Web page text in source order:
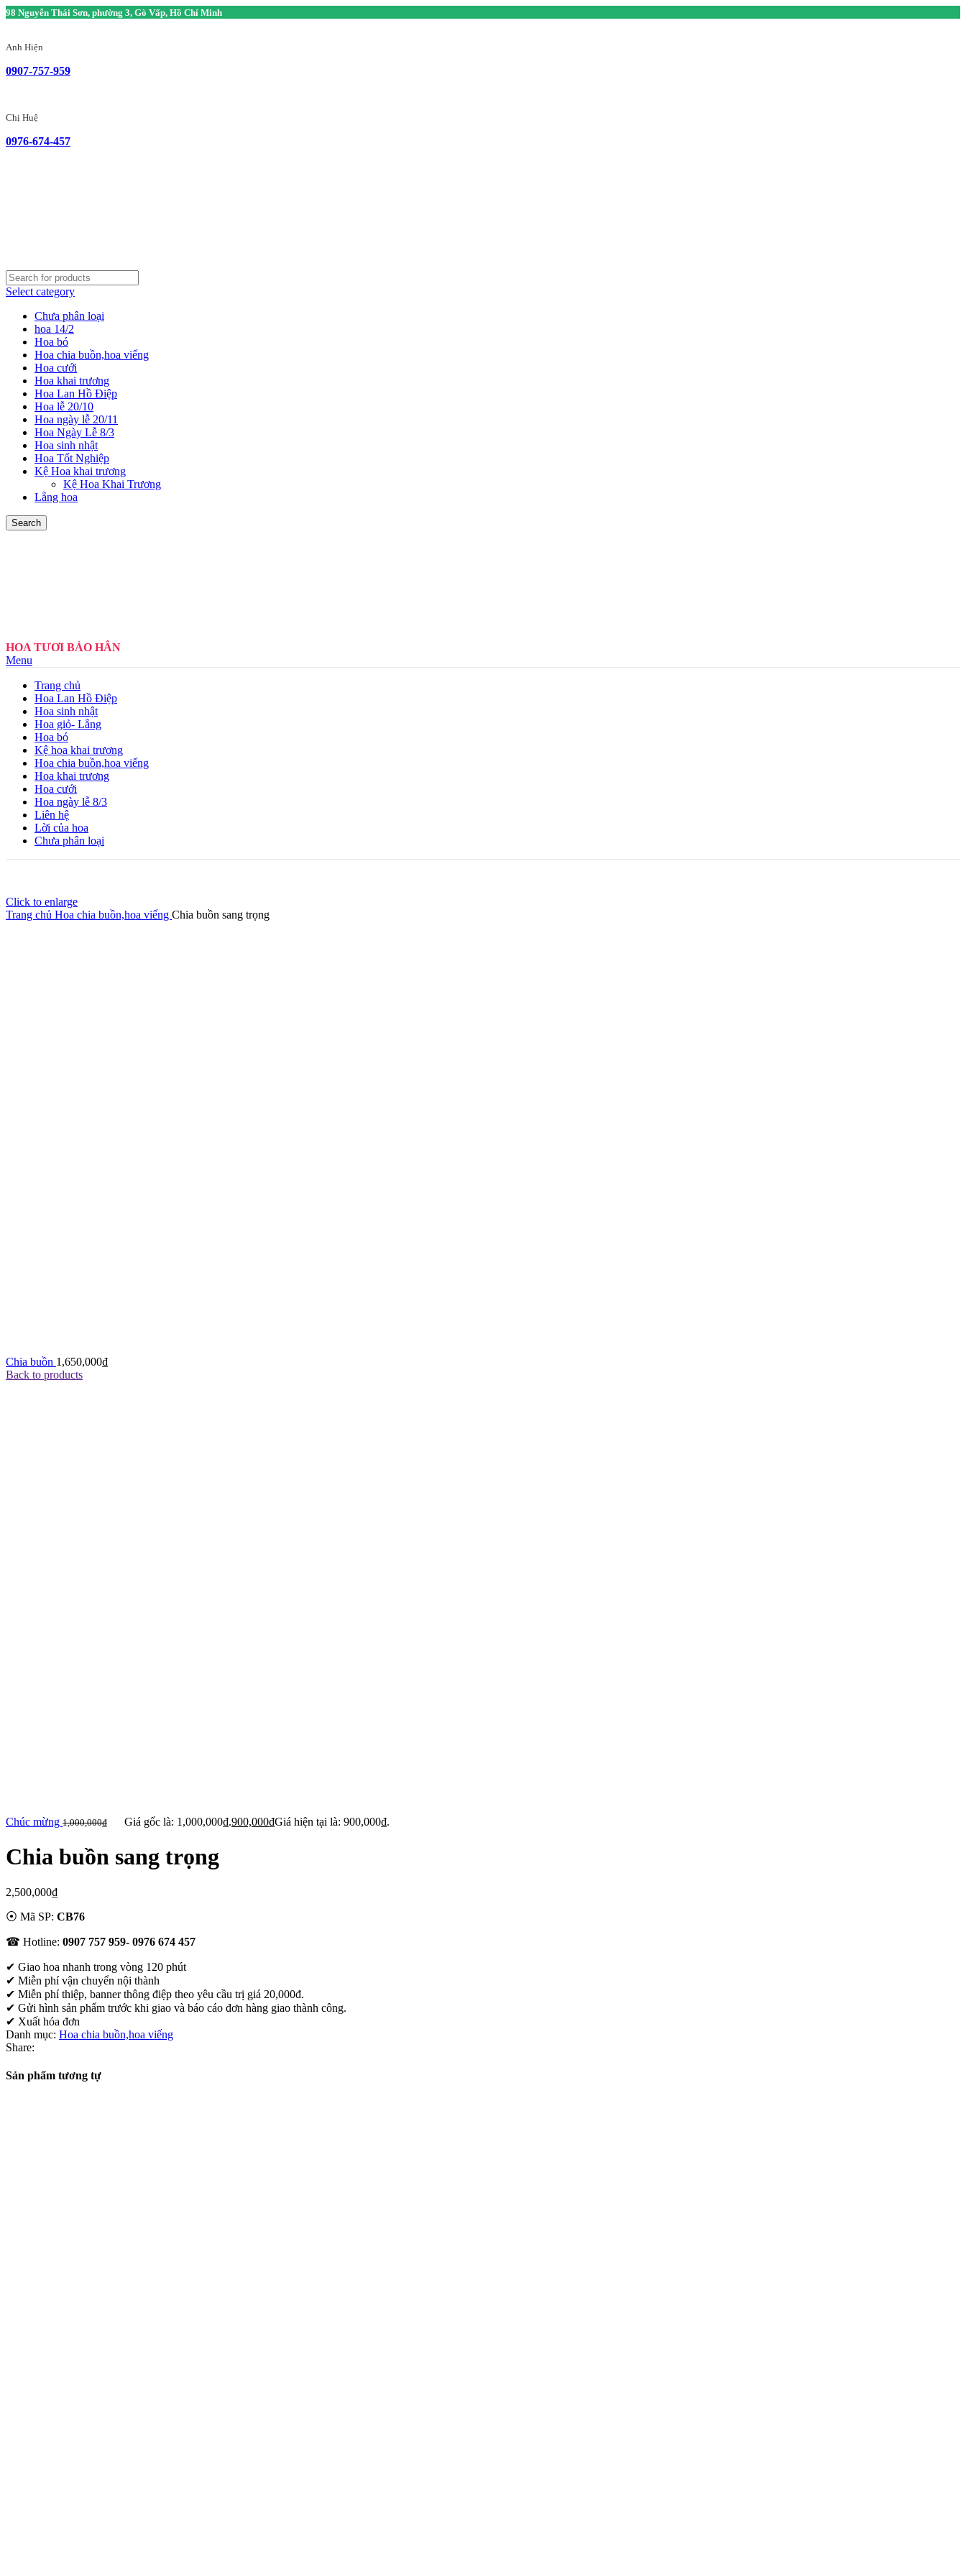
98 Nguyễn Thái Sơn, phường 3, Gò Vấp, Hồ Chí Minh
Anh Hiện
0907-757-959
Chị Huệ
0976-674-457
Select category
Chưa phân loại
hoa 14/2
Hoa bó
Hoa chia buồn,hoa viếng
Hoa cưới
Hoa khai trương
Hoa Lan Hồ Điệp
Hoa lễ 20/10
Hoa ngày lễ 20/11
Hoa Ngày Lễ 8/3
Hoa sinh nhật
Hoa Tốt Nghiệp
Kệ Hoa khai trương
Kệ Hoa Khai Trương
Lẵng hoa
Search
HOA TƯƠI BẢO HÂN
Menu
Trang chủ
Hoa Lan Hồ Điệp
Hoa sinh nhật
Hoa giỏ- Lẵng
Hoa bó
Kệ hoa khai trương
Hoa chia buồn,hoa viếng
Hoa khai trương
Hoa cưới
Hoa ngày lễ 8/3
Liên hệ
Lời của hoa
Chưa phân loại
Click to enlarge
Trang chủ Hoa chia buồn,hoa viếng Chia buồn sang trọng
Chia buồn 1,650,000₫
Back to products
Chúc mừng 1,000,000₫ Giá gốc là: 1,000,000₫.900,000₫Giá hiện tại là: 900,000₫.
Chia buồn sang trọng
2,500,000₫
⦿ Mã SP: CB76
☎ Hotline: 0907 757 959- 0976 674 457
✔ Giao hoa nhanh trong vòng 120 phút
✔ Miễn phí vận chuyển nội thành
✔ Miễn phí thiệp, banner thông điệp theo yêu cầu trị giá 20,000đ.
✔ Gửi hình sản phẩm trước khi giao và báo cáo đơn hàng giao thành công.
✔ Xuất hóa đơn
Danh mục: Hoa chia buồn,hoa viếng
Share:
Sản phẩm tương tự